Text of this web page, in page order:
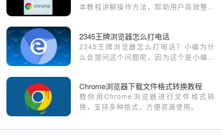
本教程讲解操作方法，帮助用户高效整理
2345王牌浏览器怎么打电话
2345王牌浏览器怎么打电话？小编为什
么会提问这个问题呢，因为这个是小编日
一个问题，同时小编也相信，这个问题也
是众多朋友们的疑惑，那么这款浏览器到
底能不能打电话呢，如何打电话呢，一起
Chrome浏览器下载文件格式转换教程
教你用Chrome浏览器进行文件格式转
换，支持多种格式，方便资源使用。